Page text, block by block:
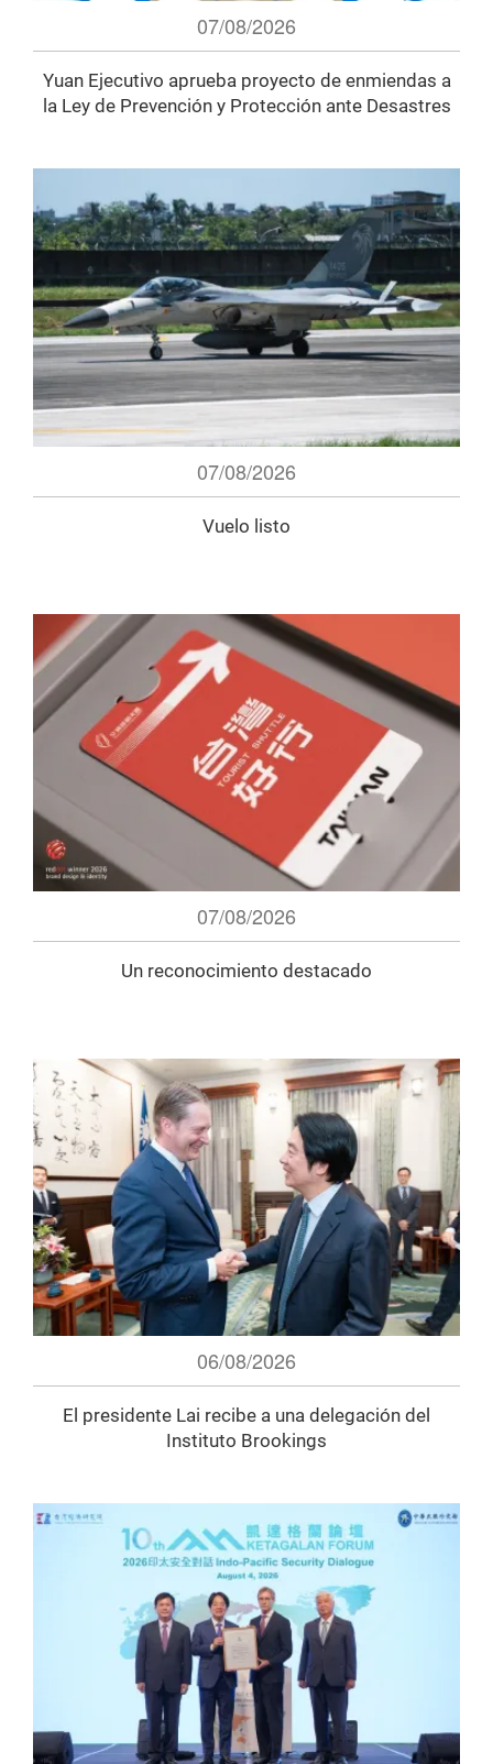
07/08/2026
Yuan Ejecutivo aprueba proyecto de enmiendas a
la Ley de Prevención y Protección ante Desastres
07/08/2026
Vuelo listo
07/08/2026
Un reconocimiento destacado
06/08/2026
El presidente Lai recibe a una delegación del
Instituto Brookings